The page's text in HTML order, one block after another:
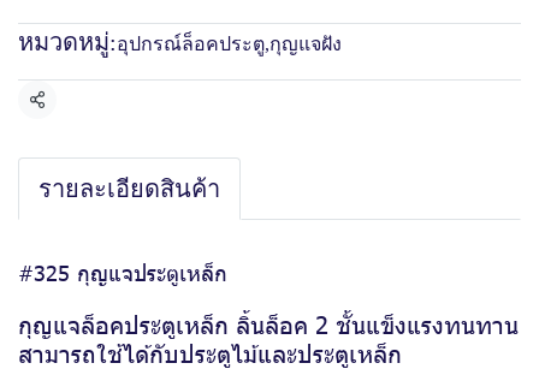
หมวดหมู่:อุปกรณ์ล็อคประตู,กุญแจฝัง
แชร์
รายละเอียดสินค้า
#325 กุญแจประตูเหล็ก
กุญแจล็อคประตูเหล็ก ลิ้นล็อค 2 ชั้นแข็งแรงทนทาน
สามารถใช้ได้กับประตูไม้และประตูเหล็ก